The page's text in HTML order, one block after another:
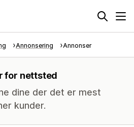
Annonsering Annonser
for nettsted
dine der det er mest
kunder.